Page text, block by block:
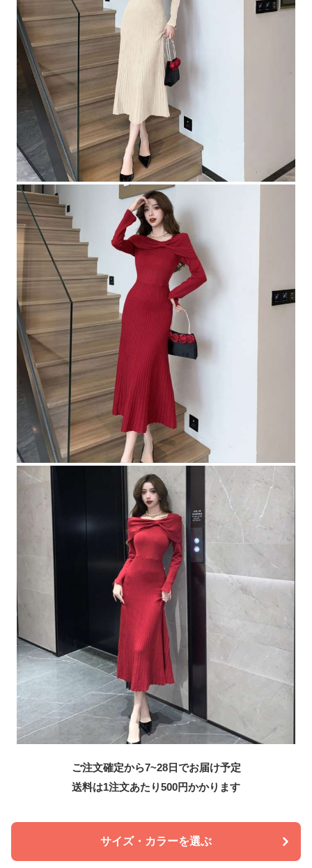
ご注文確定から7~28日でお届け予定
送料は1注文あたり500円かかります
サイズ・カラーを選ぶ